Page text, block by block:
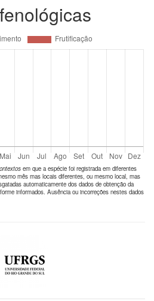
em que a espécie foi registrada em diferentes
mês mas locais diferentes, ou mesmo local, mas
automaticamente dos dados de obtenção da
informados. Ausência ou incorreções nestes dados